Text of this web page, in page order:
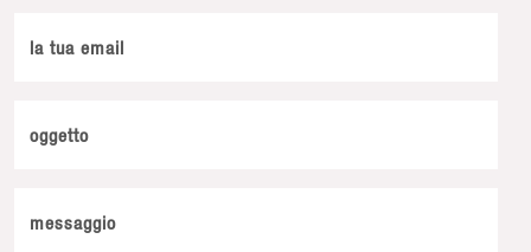
la tua email
oggetto
messaggio